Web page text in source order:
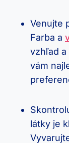
Venujte
⁤Farba a
vzhľad
⁤vám
látky je